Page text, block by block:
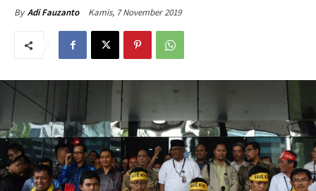
By Adi Fauzanto Kamis, 7 November 2019